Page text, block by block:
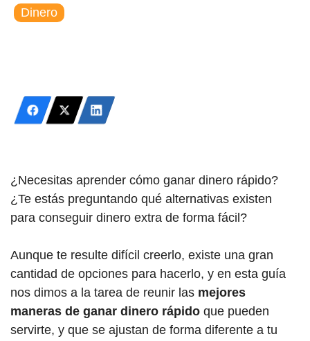
Dinero
¿Necesitas aprender cómo ganar dinero rápido?
¿Te estás preguntando qué alternativas existen
para conseguir dinero extra de forma fácil?
Aunque te resulte difícil creerlo, existe una gran
cantidad de opciones para hacerlo, y en esta guía
nos dimos a la tarea de reunir las mejores
maneras de ganar dinero rápido que pueden
servirte, y que se ajustan de forma diferente a tu